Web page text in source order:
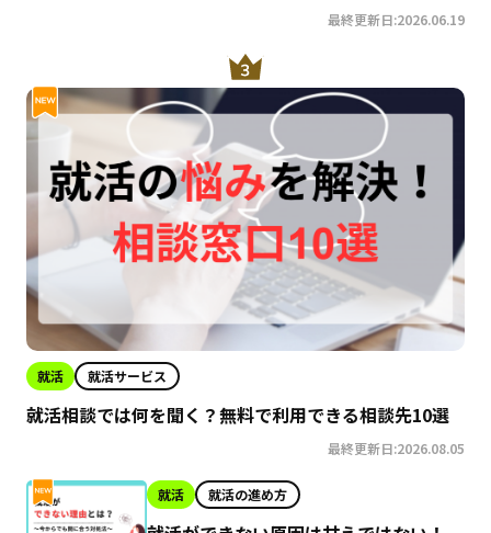
最終更新日:2026.06.19
就活 就活サービス
就活相談では何を聞く？無料で利用できる相談先10選
最終更新日:2026.08.05
就活 就活の進め方